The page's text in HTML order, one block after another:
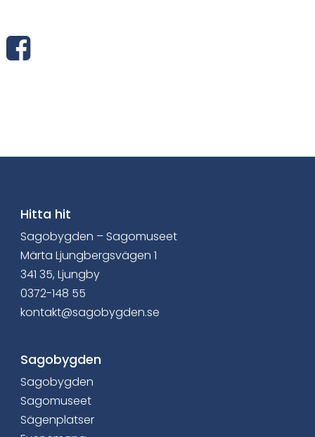
D
v
a
F
a
c
b
o
o
Hitta hit
Sagobygden – Sagomuseet
Märta Ljungbergsvägen 1
341 35, Ljungby
0372-148 55
kontakt@sagobygden.se
Sagobygden
Sagobygden
Sagomuseet
Sägenplatser